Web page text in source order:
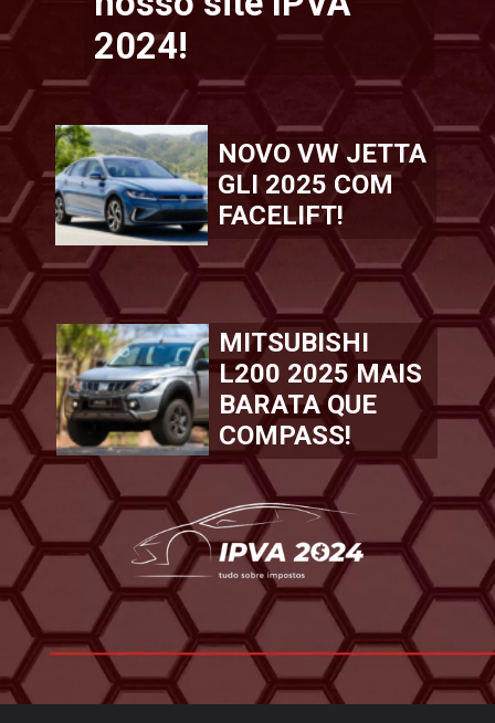
NOVO VW JETTA
GLI 2025 COM
FACELIFT!
MITSUBISHI
L200 2025 MAIS
BARATA QUE
COMPASS!
2024!